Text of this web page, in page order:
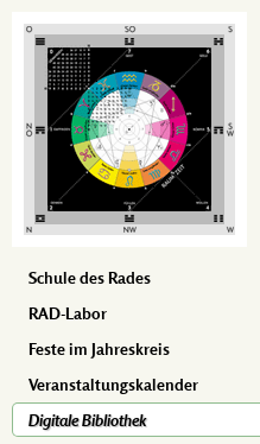
Schule des Rades
RAD-Labor
Feste im Jahreskreis
Veranstaltungskalender
Digitale Bibliothek